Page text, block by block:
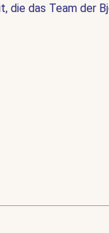
die das Team der